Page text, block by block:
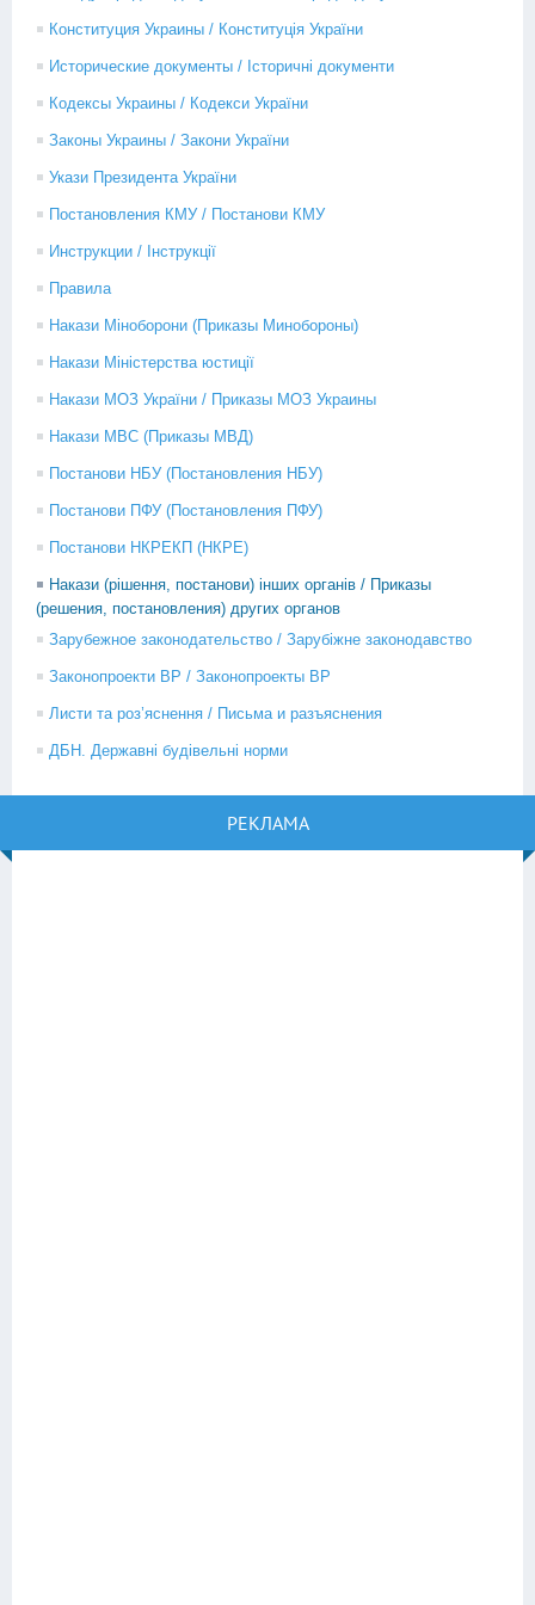
Конституция Украины / Конституція України
Исторические документы / Історичні документи
Кодексы Украины / Кодекси України
Законы Украины / Закони України
Укази Президента України
Постановления КМУ / Постанови КМУ
Инструкции / Інструкції
Правила
Накази Міноборони (Приказы Минобороны)
Накази Міністерства юстиції
Накази МОЗ України / Приказы МОЗ Украины
Накази МВС (Приказы МВД)
Постанови НБУ (Постановления НБУ)
Постанови ПФУ (Постановления ПФУ)
Постанови НКРЕКП (НКРЕ)
Накази (рішення, постанови) інших органів / Приказы
(решения, постановления) других органов
Зарубежное законодательство / Зарубіжне законодавство
Законопроекти ВР / Законопроекты ВР
Листи та роз’яснення / Письма и разъяснения
ДБН. Державні будівельні норми
РЕКЛАМА